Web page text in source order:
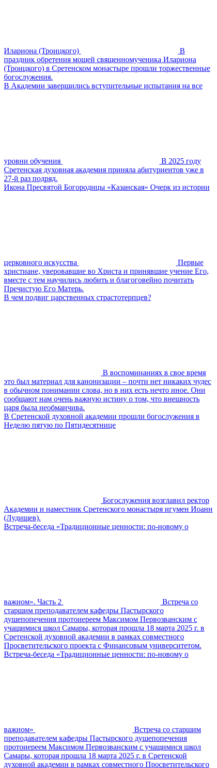
Илариона (Троицкого)
В
праздник обретения мощей священномученика Илариона
(Троицкого) в Сретенском монастыре прошли торжественные
богослужения.
В Академии завершились вступительные испытания на все
уровни обучения
В 2025 году
Сретенская духовная академия приняла абитуриентов уже в
27-й раз подряд.
Икона Пресвятой Богородицы «Казанская» Очерк из истории
церковного искусства
Первые
христиане, уверовавшие во Христа и принявшие учение Его,
вместе с тем научились любить и благоговейно почитать
Пречистую Его Матерь.
В чем подвиг царственных страстотерпцев?
В воспоминаниях в свое время
это был материал для канонизации – почти нет никаких чудес
в обычном понимании слова, но в них есть нечто иное. Они
сообщают нам очень важную истину о том, что внешность
царя была необманчива.
В Сретенской духовной академии прошли богослужения в
Неделю пятую по Пятидесятнице
Богослужения возглавил ректор
Академии и наместник Сретенского монастыря игумен Иоанн
(Лудищев).
Встреча-беседа «Традиционные ценности: по-новому о
важном». Часть 2
Встреча со
старшим преподавателем кафедры Пастырского
душепопечения протоиереем Максимом Первозванским с
учащимися школ Самары, которая прошла 18 марта 2025 г. в
Сретенской духовной академии в рамках совместного
Просветительского проекта с Финансовым университетом.
Встреча-беседа «Традиционные ценности: по-новому о
важном»
Встреча со старшим
преподавателем кафедры Пастырского душепопечения
протоиереем Максимом Первозванским с учащимися школ
Самары, которая прошла 18 марта 2025 г. в Сретенской
духовной академии в рамках совместного Просветительского